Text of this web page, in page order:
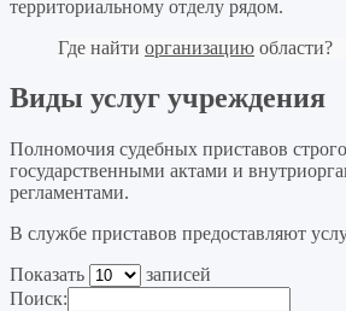
территориальному отделу рядом.
Где найти организацию области?
Виды услуг учреждения
Полномочия судебных приставов
государственными актами и
регламентами.
В службе приставов предоставляют
Показать
записей
Поиск: